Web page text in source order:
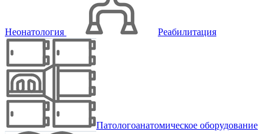
Неонатология Реабилитация
Патологоанатомическое оборудование